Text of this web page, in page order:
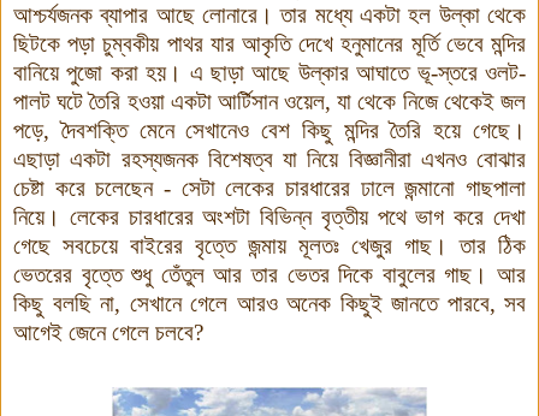
আশ্চর্যজনক ব্যাপার আছে লোনারে। তার মধ্যে একটা হল উল্কা থেকে
ছিটকে পড়া চুম্বকীয় পাথর যার আকৃতি দেখে হনুমানের মূর্তি ভেবে মন্দির
বানিয়ে পুজো করা হয়। এ ছাড়া আছে উল্কার আঘাতে ভূ-স্তরে ওলট-
পালট ঘটে তৈরি হওয়া একটা আর্টিসান ওয়েল, যা থেকে নিজে থেকেই জল
পড়ে, দৈবশক্তি মেনে সেখানেও বেশ কিছু মন্দির তৈরি হয়ে গেছে।
এছাড়া একটা রহস্যজনক বিশেষত্ব যা নিয়ে বিজ্ঞানীরা এখনও বোঝার
চেষ্টা করে চলেছেন - সেটা লেকের চারধারের ঢালে জন্মানো গাছপালা
নিয়ে। লেকের চারধারের অংশটা বিভিন্ন বৃত্তীয় পথে ভাগ করে দেখা
গেছে সবচেয়ে বাইরের বৃত্তে জন্মায় মূলতঃ খেজুর গাছ। তার ঠিক
ভেতরের বৃত্তে শুধু তেঁতুল আর তার ভেতর দিকে বাবুলের গাছ। আর
কিছু বলছি না, সেখানে গেলে আরওঅনেক কিছুই জানতে পারবে, সব
আগেই জেনে গেলে চলবে?